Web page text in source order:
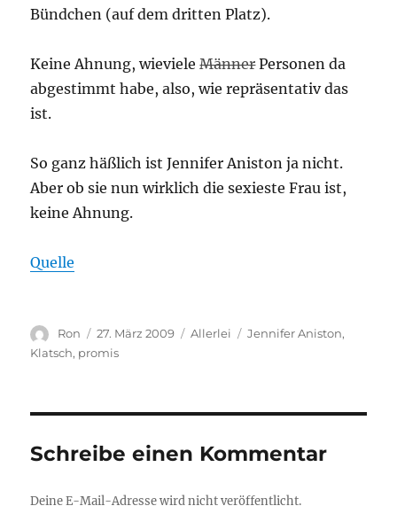
Bündchen (auf dem dritten Platz).
Keine Ahnung, wievieleMännerPersonen da
abgestimmt habe, also, wie repräsentativ das
ist.
So ganz häßlich ist Jennifer Aniston ja nicht.
Aber ob sie nun wirklich die sexieste Frau ist,
keine Ahnung.
Quelle
Autor
Ron
Veröffentlicht
am
27. März 2009 Kategorien
Allerlei Schlagwörter
Jennifer Aniston,
Klatsch, promis
Schreibe einen Kommentar
Deine E-Mail-Adresse wird nicht veröffentlicht.